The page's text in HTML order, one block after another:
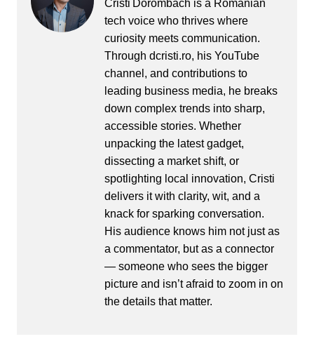
Cristi Dorombach is a Romanian
tech voice who thrives where
curiosity meets communication.
Through dcristi.ro, his YouTube
channel, and contributions to
leading business media, he breaks
down complex trends into sharp,
accessible stories. Whether
unpacking the latest gadget,
dissecting a market shift, or
spotlighting local innovation, Cristi
delivers it with clarity, wit, and a
knack for sparking conversation.
His audience knows him not just as
a commentator, but as a connector
— someone who sees the bigger
picture and isn’t afraid to zoom in on
the details that matter.